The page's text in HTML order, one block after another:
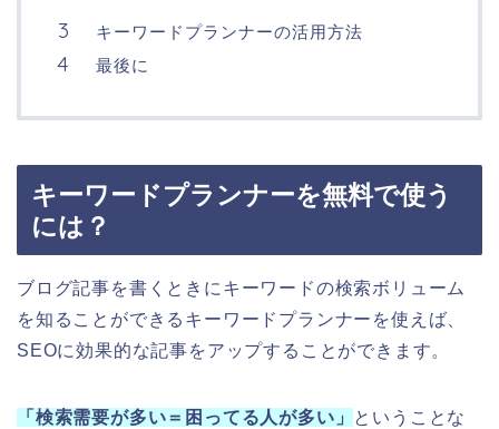
キーワードプランナーの活用方法
最後に
キーワードプランナーを無料で使う
には？
ブログ記事を書くときにキーワードの検索ボリューム
を知ることができるキーワードプランナーを使えば、
SEOに効果的な記事をアップすることができます。
「検索需要が多い＝困ってる人が多い」 ということな